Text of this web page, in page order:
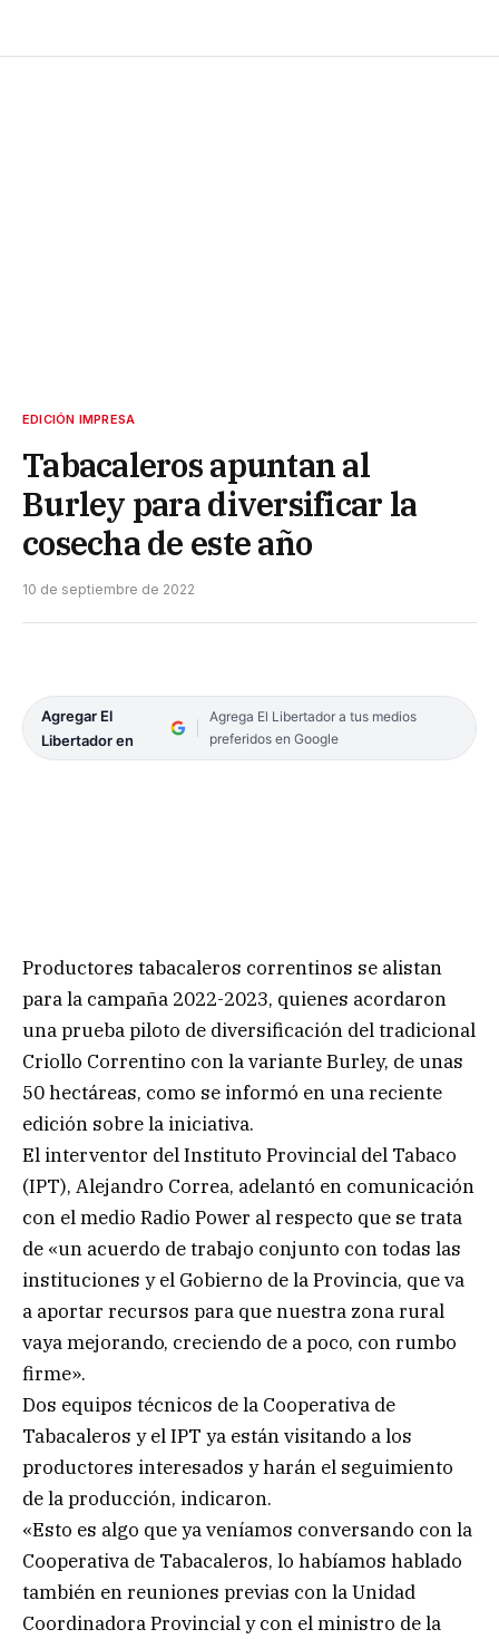
EDICIÓN IMPRESA
Tabacaleros apuntan al
Burley para diversificar la
cosecha de este año
10 de septiembre de 2022
Agregar El
Libertador en
Agrega El Libertador a tus medios
preferidos en Google
Productores tabacaleros correntinos se alistan
para la campaña 2022-2023, quienes acordaron
una prueba piloto de diversificación del tradicional
Criollo Correntino con la variante Burley, de unas
50 hectáreas, como se informó en una reciente
edición sobre la iniciativa.
El interventor del Instituto Provincial del Tabaco
(IPT), Alejandro Correa, adelantó en comunicación
con el medio Radio Power al respecto que se trata
de «un acuerdo de trabajo conjunto con todas las
instituciones y el Gobierno de la Provincia, que va
a aportar recursos para que nuestra zona rural
vaya mejorando, creciendo de a poco, con rumbo
firme».
Dos equipos técnicos de la Cooperativa de
Tabacaleros y el IPT ya están visitando a los
productores interesados y harán el seguimiento
de la producción, indicaron.
«Esto es algo que ya veníamos conversando con la
Cooperativa de Tabacaleros, lo habíamos hablado
también en reuniones previas con la Unidad
Coordinadora Provincial y con el ministro de la